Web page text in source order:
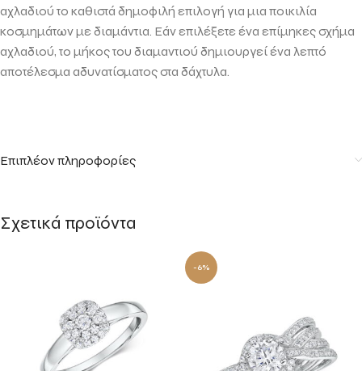
αχλαδιού το καθιστά δημοφιλή επιλογή για μια ποικιλία
κοσμημάτων με διαμάντια. Εάν επιλέξετε ένα επίμηκες σχήμα
αχλαδιού, το μήκος του διαμαντιού δημιουργεί ένα λεπτό
αποτέλεσμα αδυνατίσματος στα δάχτυλα.
Επιπλέον πληροφορίες
Σχετικά προϊόντα
-6%